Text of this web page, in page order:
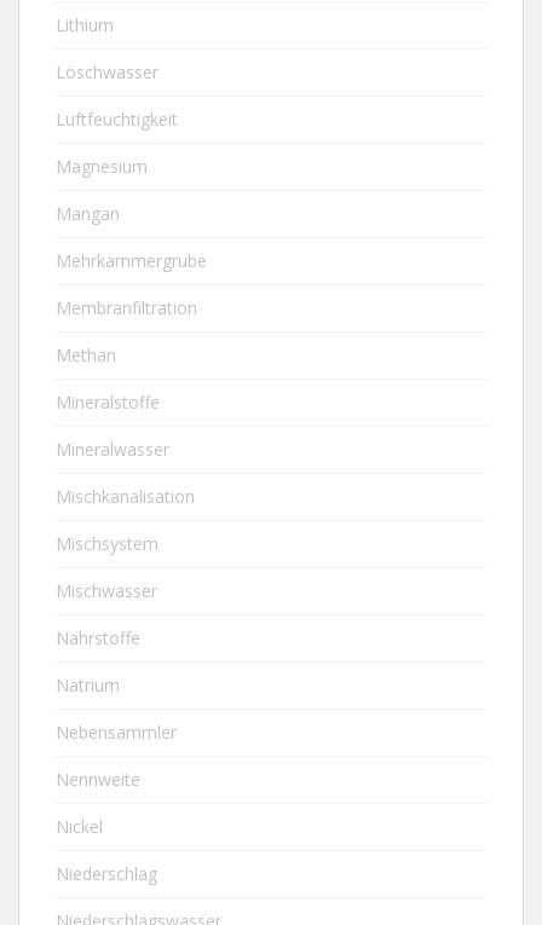
Lithium
Löschwasser
Luftfeuchtigkeit
Magnesium
Mangan
Mehrkammergrube
Membranfiltration
Methan
Mineralstoffe
Mineralwasser
Mischkanalisation
Mischsystem
Mischwasser
Nährstoffe
Natrium
Nebensammler
Nennweite
Nickel
Niederschlag